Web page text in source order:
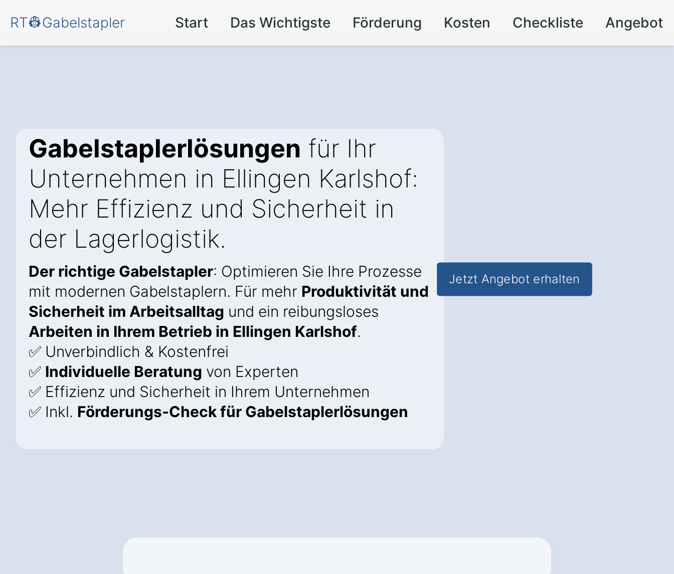
RT👷Gabelstapler Start Das Wichtigste Förderung Kosten Checkliste Angebot
Gabelstaplerlösungen für Ihr
Unternehmen in Ellingen Karlshof:
Mehr Effizienz und Sicherheit in
der Lagerlogistik.
Der richtige Gabelstapler: Optimieren Sie Ihre Prozesse
mit modernen Gabelstaplern. Für mehr Produktivität und
Sicherheit im Arbeitsalltag und ein reibungsloses
Arbeiten in Ihrem Betrieb in Ellingen Karlshof.
✅ Unverbindlich & Kostenfrei
✅ Individuelle Beratung von Experten
✅ Effizienz und Sicherheit in Ihrem Unternehmen
✅ Inkl. Förderungs-Check für Gabelstaplerlösungen
Jetzt Angebot erhalten